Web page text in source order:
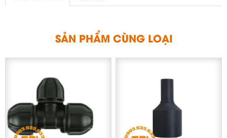
SẢN PHẨM CÙNG LOẠI